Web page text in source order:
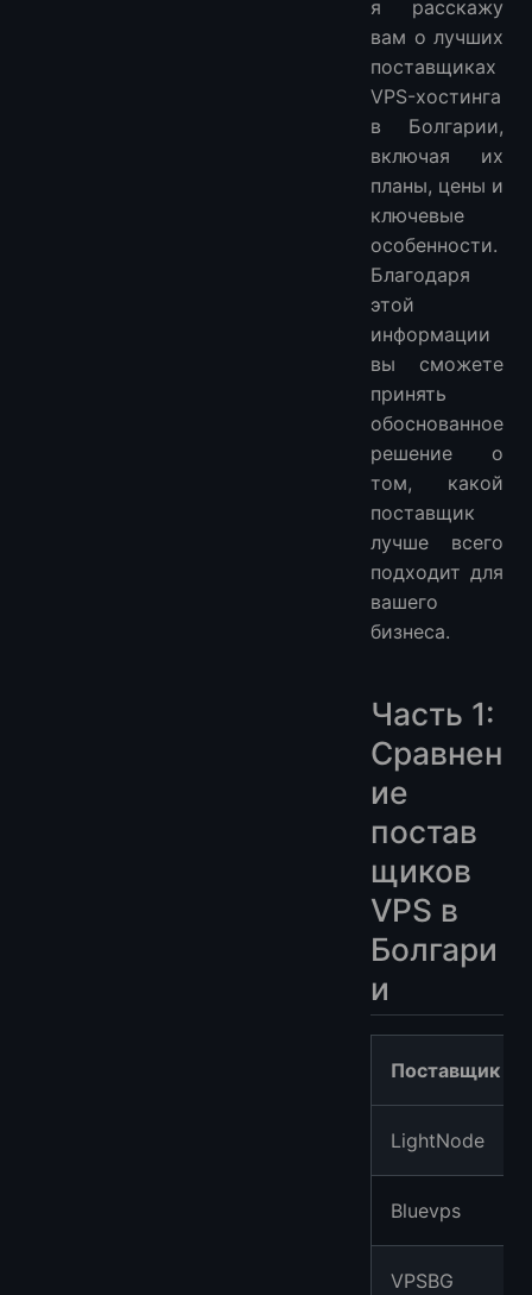
я расскажу
вам о лучших
поставщиках
VPS-хостинга
в Болгарии,
включая их
планы, цены и
ключевые
особенности.
Благодаря
этой
информации
вы сможете
принять
обоснованное
решение о
том, какой
поставщик
лучше всего
подходит для
вашего
бизнеса.
Часть 1:
Сравнен
ие
постав
щиков
VPS в
Болгари
и
Поставщик
LightNode
Bluevps
VPSBG